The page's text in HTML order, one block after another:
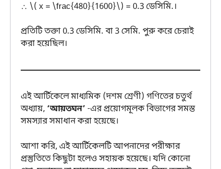
∴ \( x = \frac{480}{1600}\) = 0.3 ডেসিমি.।
প্রতিটি তক্তা 0.3 ডেসিমি. বা 3 সেমি. পুরু করে চেরাই
করা হয়েছিল।
এই আর্টিকেলে মাধ্যমিক (দশম শ্রেণী) গণিতের চতুর্থ
অধ্যায়, ‘আয়তঘন’ -এর প্রয়োগমূলক বিভাগের সমস্ত
সমস্যার সমাধান করা হয়েছে।
আশা করি, এই আর্টিকেলটি আপনাদের পরীক্ষার
প্রস্তুতিতে কিছুটা হলেও সহায়ক হয়েছে। যদি কোনো